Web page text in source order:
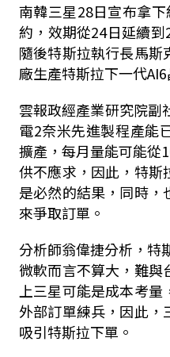
南韓三星28日宣布拿
約，效期從24日延續到
隨後特斯拉執行長馬斯
廠生產特斯拉下一代AI6
雲報政經產業研究院副
電2奈米先進製程產能
擴產，每月量能可能從
供不應求，因此，特斯
是必然的結果，同時
來爭取訂單。
分析師翁偉捷分析，特
微軟而言不算大，難
上三星可能是成本考
外部訂單練兵，因此
吸引特斯拉下單。